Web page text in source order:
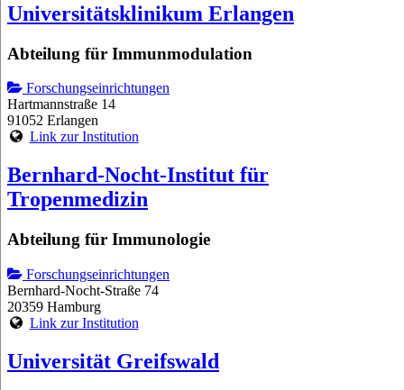
Universitätsklinikum Erlangen
Abteilung für Immunmodulation
Forschungseinrichtungen
Hartmannstraße 14
91052 Erlangen
Link zur Institution
Bernhard-Nocht-Institut für
Tropenmedizin
Abteilung für Immunologie
Forschungseinrichtungen
Bernhard-Nocht-Straße 74
20359 Hamburg
Link zur Institution
Universität Greifswald